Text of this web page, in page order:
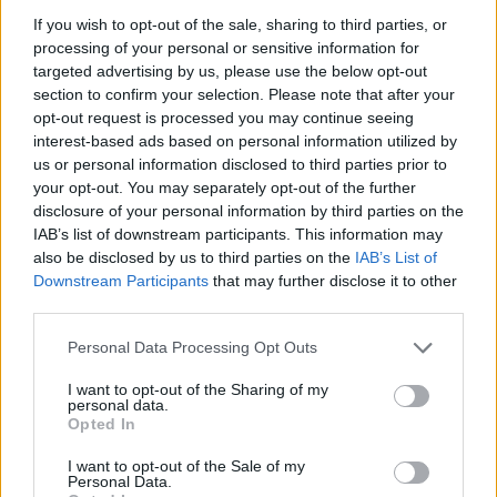
If you wish to opt-out of the sale, sharing to third parties, or
processing of your personal or sensitive information for
targeted advertising by us, please use the below opt-out
section to confirm your selection. Please note that after your
opt-out request is processed you may continue seeing
interest-based ads based on personal information utilized by
us or personal information disclosed to third parties prior to
your opt-out. You may separately opt-out of the further
disclosure of your personal information by third parties on the
IAB’s list of downstream participants. This information may
also be disclosed by us to third parties on the IAB’s List of
Downstream Participants that may further disclose it to other
Personal Data Processing Opt Outs
I want to opt-out of the Sharing of my
personal data.
Opted In
I want to opt-out of the Sale of my
Personal Data.
σε ευθεία γραμμή θα έχει μήκος 10 χλμ., θα μεταφέρουν
τους δρομείς στην εκκίνηση
400 χημικές τουαλέτες θα τοποθετηθούν για να
εξυπηρετήσουν του συμμετέχοντες στην αφετηρία, κατά
μήκος της μαραθώνιας διαδρομής και στον τερματισμό
στο Καλλιμάρμαρο.
3.750 εθελοντές με το ζεστό τους χαμόγελο θα
συνοδεύουν και θα εξυπηρετούν τους δρομείς όχι μόνο
την ημέρα του αγώνα, αλλά και στη διάρκεια του
ηθικό και θα σκορπίσουν κέφι σε συμμετέχοντες και
θεατές.
400 μ. θα φτάσει η ουρά των ανθρώπων που θα μπουν